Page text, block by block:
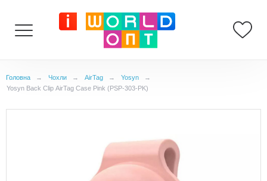
Головна → Чохли → AirTag → Yosyn
→
Yosyn Back Clip AirTag Case Pink (PSP-303-PK)